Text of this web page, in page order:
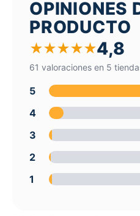
OPINIONES
PRODUCTO
★★★★★4,8
61 valoraciones en 5
5
4
3
2
1